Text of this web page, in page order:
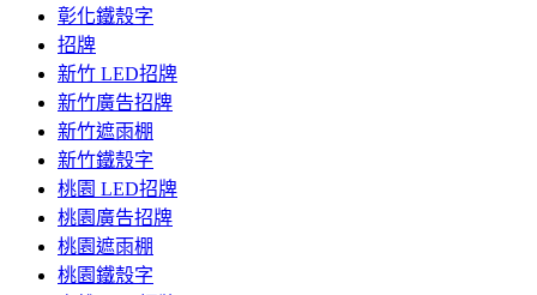
彰化鐵殼字
招牌
新竹 LED招牌
新竹廣告招牌
新竹遮雨棚
新竹鐵殼字
桃園 LED招牌
桃園廣告招牌
桃園遮雨棚
桃園鐵殼字